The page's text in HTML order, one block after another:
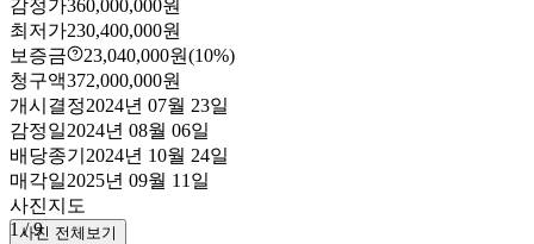
감정가360,000,000원
최저가230,400,000원
보증금
23,040,000원(10%)
청구액372,000,000원
개시결정2024년 07월 23일
감정일2024년 08월 06일
배당종기 2024년 10월 24일
매각일2025년 09월 11일
사진지도
1 /9
사진 전체보기